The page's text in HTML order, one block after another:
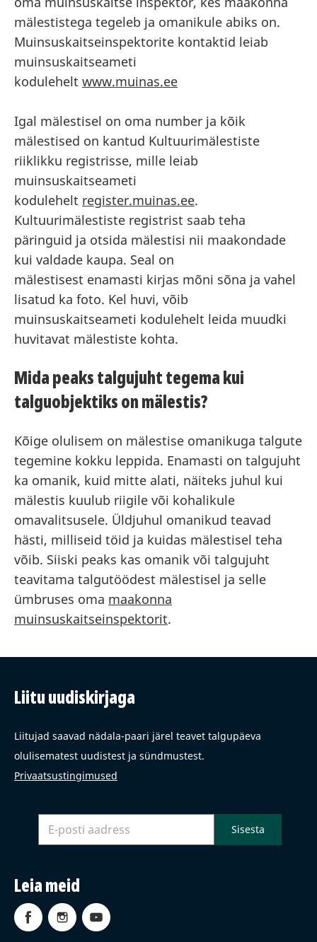
mälestistega tegeleb ja omanikule abiks on.
Muinsuskaitseinspektorite kontaktid leiab
muinsuskaitseameti
kodulehelt www.muinas.ee
Igal mälestisel on oma number ja kõik
mälestised on kantud Kultuurimälestiste
riiklikku registrisse, mille leiab
muinsuskaitseameti
kodulehelt register.muinas.ee.
Kultuurimälestiste registrist saab teha
päringuid ja otsida mälestisi nii maakondade
kui valdade kaupa. Seal on
mälestisest enamasti kirjas mõni sõna ja vahel
lisatud ka foto. Kel huvi, võib
muinsuskaitseameti kodulehelt leida muudki
huvitavat mälestiste kohta.
Mida peaks talgujuht tegema kui
talguobjektiks on mälestis?
Kõige olulisem on mälestise omanikuga talgute
tegemine kokku leppida. Enamasti on talgujuht
ka omanik, kuid mitte alati, näiteks juhul kui
mälestis kuulub riigile või kohalikule
omavalitsusele. Üldjuhul omanikud teavad
hästi, milliseid töid ja kuidas mälestisel teha
võib. Siiski peaks kas omanik või talgujuht
teavitama talgutöödest mälestisel ja selle
ümbruses oma maakonna
muinsuskaitseinspektorit.
Liitu uudiskirjaga
Liitujad saavad nädala-paari järel teavet talgupäeva
olulisematest uudistest ja sündmustest.
Privaatsustingimused
Leia meid